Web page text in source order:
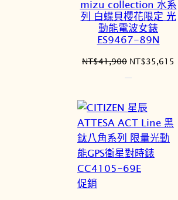
品
mizu collection 水系
列 白蝶貝櫻花限定 光
動能電波女錶
ES9467-89N
NT$41,900 原
NT$41,900。
NT$35,615
促銷